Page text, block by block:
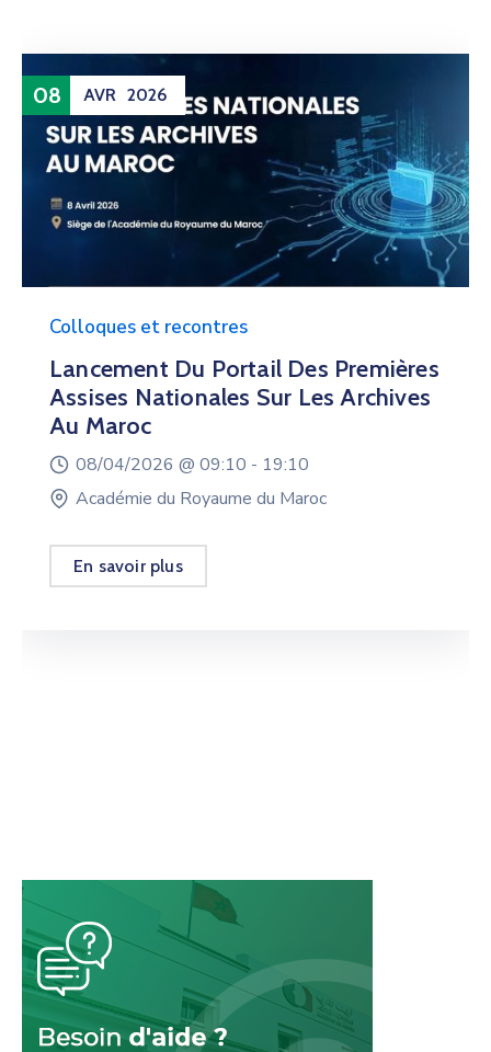
08 AVR 2026
Colloques et recontres
Lancement Du Portail Des Premières
Assises Nationales Sur Les Archives
Au Maroc
08/04/2026 @ 09:10 - 19:10
Académie du Royaume du Maroc
En savoir plus